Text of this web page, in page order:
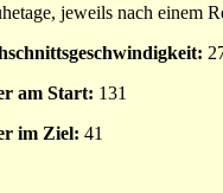
jeweils nach einem
am Start: 131
im Ziel: 41